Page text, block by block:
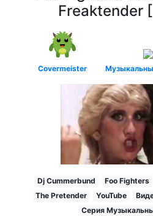
Freaktender
Covermeister
Dj Cummerbund Foo Fighters
The Pretender
YouTube
Серия